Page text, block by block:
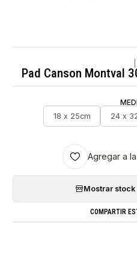
Pad Canson Montval
18 x 25cm
24 x
Agregar a
Mostrar
COMPARTIR